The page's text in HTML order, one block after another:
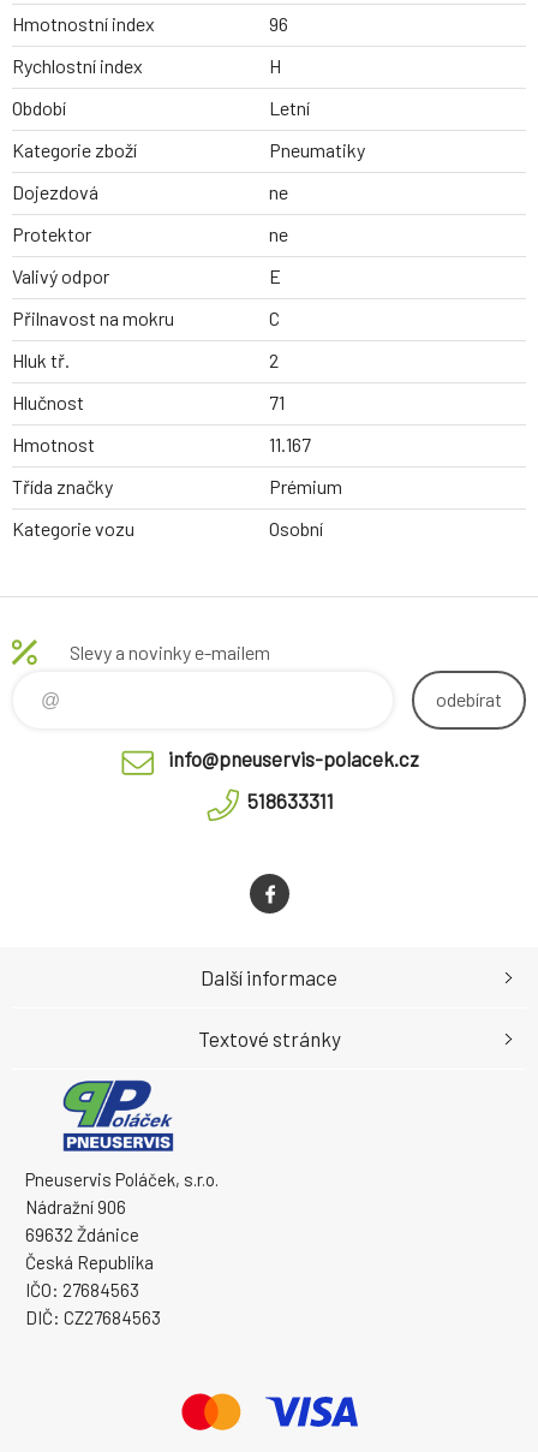
Hmotnostní index
96
Rychlostní index
H
Období
Letní
Kategorie zboží
Pneumatiky
Dojezdová
ne
Protektor
ne
Valivý odpor
E
Přilnavost na mokru
C
Hluk tř.
2
Hlučnost
71
Hmotnost
11.167
Třída značky
Prémium
Kategorie vozu
Osobní
Slevy a novinky e-mailem
odebírat
info@pneuservis-polacek.cz
518633311
Pneuservis Poláček, s.r.o.
Nádražní 906
69632 Ždánice
Česká Republika
IČO: 27684563
DIČ: CZ27684563
Další informace
Textové stránky